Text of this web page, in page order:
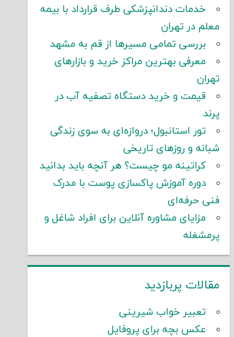
خدمات دندانپزشکی طرف قرارداد با بیمه
معلم در تهران
بررسی تمامی مسیرها از قم به مشهد
معرفی بهترین مراکز خرید و بازارهای
تهران
قیمت و خرید دستگاه تصفیه آب در
پرند
تور استانبول؛ دروازه‌ای به سوی زندگی
شبانه و روزهای تاریخی
کراتینه مو چیست؟ هر آنچه باید بدانید
دوره آموزش پاکسازی پوست با مدرک
فنی حرفه‌ای
مزایای مشاوره آنلاین برای افراد شاغل و
پرمشغله
مقالات پربازدید
تعبیر خواب شیرینی
عکس بچه برای پروفایل